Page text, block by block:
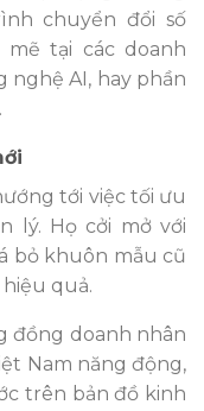
chuyển đổi số
tại các doanh
nghệ AI, hay phần
tới việc tối ưu
lý. Họ cởi mở với
bỏ khuôn mẫu cũ
quả.
đồng doanh nhân
Nam năng động,
trên bản đồ kinh